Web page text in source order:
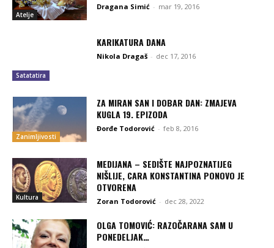
Atelje
Dragana Simić - mar 19, 2016
Satatatira
KARIKATURA DANA
Nikola Dragaš - dec 17, 2016
Zanimljivosti
ZA MIRAN SAN I DOBAR DAN: ZMAJEVA
KUGLA 19. EPIZODA
Đorđe Todorović - feb 8, 2016
Kultura
MEDIJANA – SEDIŠTE NAJPOZNATIJEG
NIŠLIJE, CARA KONSTANTINA PONOVO JE
OTVORENA
Zoran Todorović - dec 28, 2022
OLGA TOMOVIĆ: RAZOČARANA SAM U
PONEDELJAK…